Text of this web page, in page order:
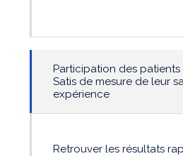
Participation des
Satis de mesure de leur
expérience
Retrouver les résultats